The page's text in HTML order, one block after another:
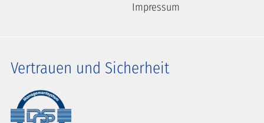
Impressum
Vertrauen und Sicherheit